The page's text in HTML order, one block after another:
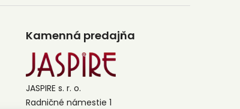
Kamenná predajňa
JASPIRE s. r. o.
Radničné námestie 1